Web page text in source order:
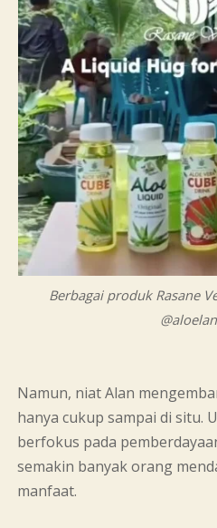
Berbagai produk Rasane
Namun, niat Alan
hanya cukup sampai di situ.
berfokus pada
semakin banyak orang
manfaat.